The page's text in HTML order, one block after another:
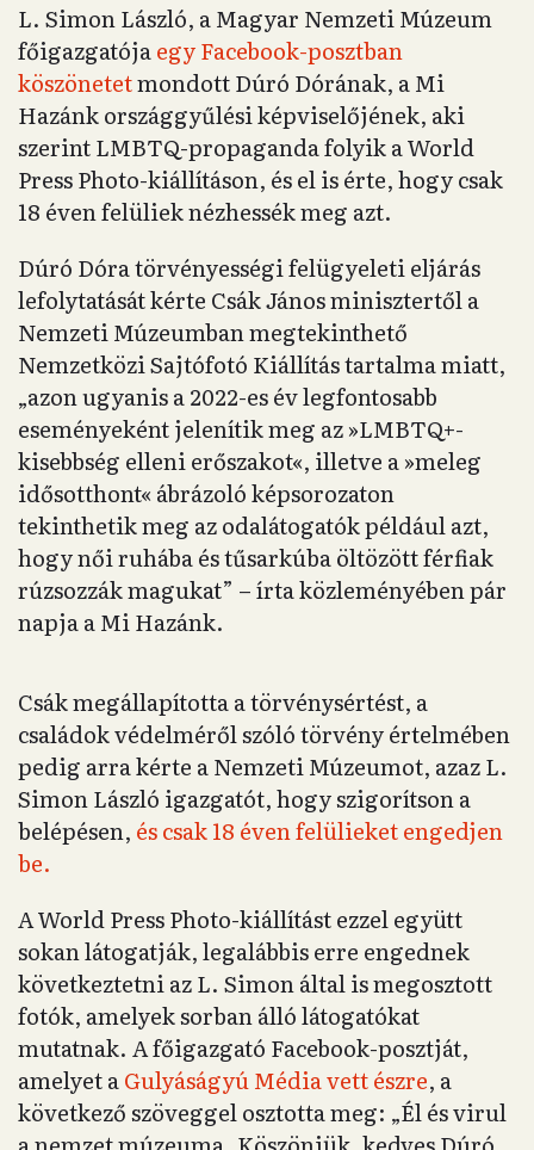
L. Simon László, a Magyar Nemzeti Múzeum
főigazgatójaegy Facebook-posztban
köszönetetmondott Dúró Dórának, a Mi
Hazánk országgyűlési képviselőjének, aki
szerint LMBTQ-propaganda folyik a World
Press Photo-kiállításon, és el is érte, hogy csak
18 éven felüliek nézhessék meg azt.
Dúró Dóra törvényességi felügyeleti eljárás
lefolytatását kérte Csák János minisztertől a
Nemzeti Múzeumban megtekinthető
Nemzetközi Sajtófotó Kiállítás tartalma miatt,
„azon ugyanis a 2022-es év legfontosabb
eseményeként jelenítik meg az »LMBTQ+-
kisebbség elleni erőszakot«, illetve a »meleg
idősotthont« ábrázoló képsorozaton
tekinthetik meg az odalátogatók például azt,
hogy női ruhába és tűsarkúba öltözött férfiak
rúzsozzák magukat” – írta közleményében pár
napja a Mi Hazánk.
Csák megállapította a törvénysértést, a
családok védelméről szóló törvény értelmében
pedig arra kérte a Nemzeti Múzeumot, azaz L.
Simon László igazgatót, hogy szigorítson a
belépésen, és csak 18 éven felülieket engedjen
be.
A World Press Photo-kiállítást ezzel együtt
sokan látogatják, legalábbis erre engednek
következtetni az L. Simon által is megosztott
fotók, amelyek sorban álló látogatókat
mutatnak. A főigazgató Facebook-posztját,
amelyet aGulyáságyú Média vett észre, a
következő szöveggel osztotta meg: „Él és virul